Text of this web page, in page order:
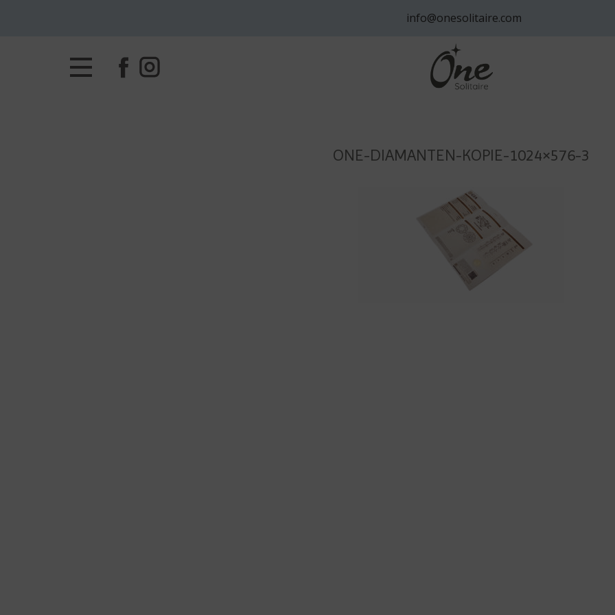
info@onesolitaire.com
ONE-DIAMANTEN-KOPIE-1024×576-3